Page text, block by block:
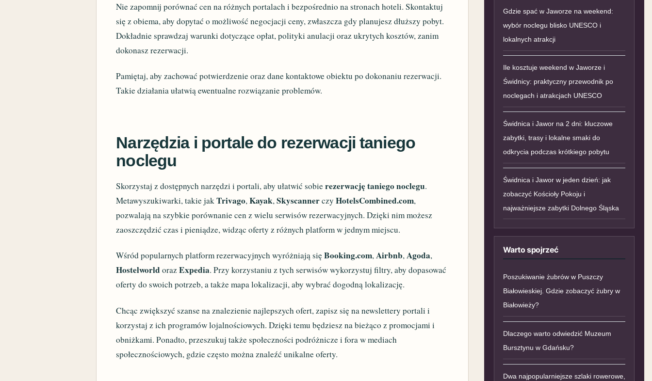
Nie zapomnij porównać cen na różnych portalach i bezpośrednio na stronach hoteli. Skontaktuj
się z obiema, aby dopytać o możliwość negocjacji ceny, zwłaszcza gdy planujesz dłuższy pobyt.
Dokładnie sprawdzaj warunki dotyczące opłat, polityki anulacji oraz ukrytych kosztów, zanim
dokonasz rezerwacji.
Pamiętaj, aby zachować potwierdzenie oraz dane kontaktowe obiektu po dokonaniu rezerwacji.
Takie działania ułatwią ewentualne rozwiązanie problemów.
Narzędzia i portale do rezerwacji taniego
noclegu
Skorzystaj z dostępnych narzędzi i portali, aby ułatwić sobierezerwację taniego noclegu.
Metawyszukiwarki, takie jakTrivago,Kayak,SkyscannerczyHotelsCombined.com,
pozwalają na szybkie porównanie cen z wielu serwisów rezerwacyjnych. Dzięki nim możesz
zaoszczędzić czas i pieniądze, widząc oferty z różnych platform w jednym miejscu.
Wśród popularnych platform rezerwacyjnych wyróżniają sięBooking.com,Airbnb,Agoda,
Hostelworld orazExpedia. Przy korzystaniu z tych serwisów wykorzystuj filtry, aby dopasować
oferty do swoich potrzeb, a także mapa lokalizacji, aby wybrać dogodną lokalizację.
Chcąc zwiększyć szanse na znalezienie najlepszych ofert, zapisz się na newslettery portali i
korzystaj z ich programów lojalnościowych. Dzięki temu będziesz na bieżąco z promocjami i
obniżkami. Ponadto, przeszukuj także społeczności podróżnicze i fora w mediach
społecznościowych, gdzie często można znaleźć unikalne oferty.
Gdzie spać w Jaworze na weekend:
wybór noclegu blisko UNESCO i
lokalnych atrakcji
Ile kosztuje weekend w Jaworze i
Świdnicy: praktyczny przewodnik po
noclegach i atrakcjach UNESCO
Świdnica i Jawor na 2 dni: kluczowe
zabytki, trasy i lokalne smaki do
odkrycia podczas krótkiego pobytu
Świdnica i Jawor w jeden dzień: jak
zobaczyć Kościoły Pokoju i
najważniejsze zabytki Dolnego Śląska
Warto spojrzeć
Poszukiwanie żubrów w Puszczy
Białowieskiej. Gdzie zobaczyć żubry w
Białowieży?
Dlaczego warto odwiedzić Muzeum
Bursztynu w Gdańsku?
Dwa najpopularniejsze szlaki rowerowe,